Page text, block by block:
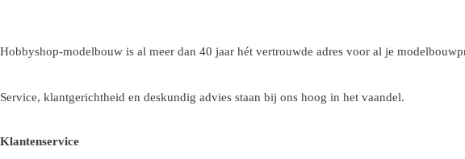
Hobbyshop-modelbouw is al meer dan 40 jaar hét vertrouwde adres voor al je
Service, klantgerichtheid en deskundig advies staan bij ons hoog in het vaandel.
Klantenservice